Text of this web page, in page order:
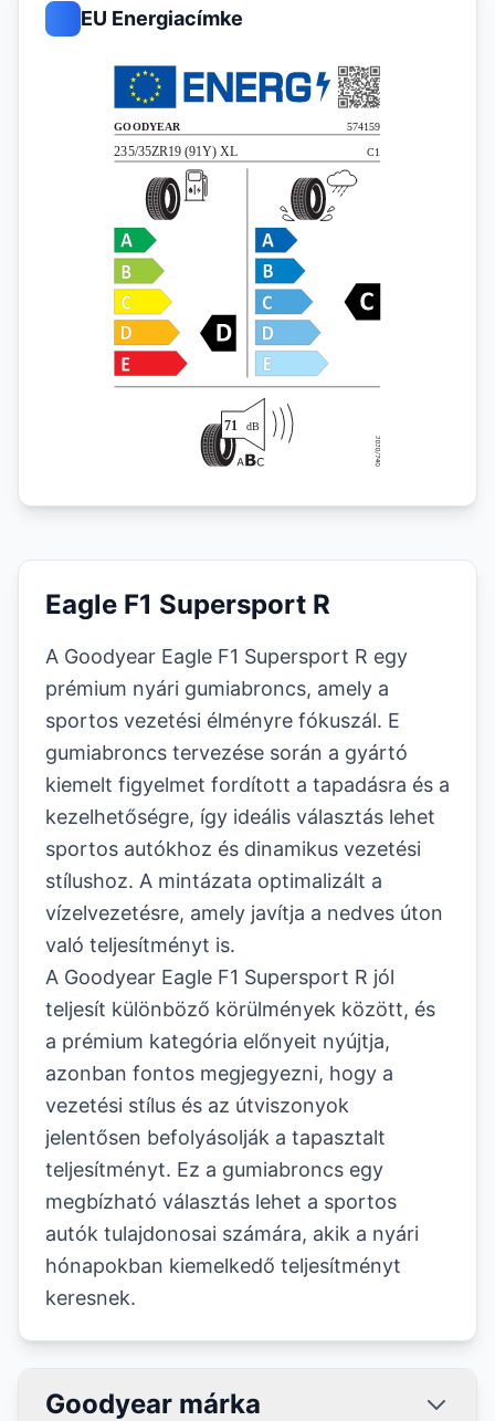
EU Energiacímke
Eagle F1 Supersport R
A Goodyear Eagle F1 Supersport R egy
prémium nyári gumiabroncs, amely a
sportos vezetési élményre fókuszál. E
gumiabroncs tervezése során a gyártó
kiemelt figyelmet fordított a tapadásra és a
kezelhetőségre, így ideális választás lehet
sportos autókhoz és dinamikus vezetési
stílushoz. A mintázata optimalizált a
vízelvezetésre, amely javítja a nedves úton
való teljesítményt is.
A Goodyear Eagle F1 Supersport R jól
teljesít különböző körülmények között, és
a prémium kategória előnyeit nyújtja,
azonban fontos megjegyezni, hogy a
vezetési stílus és az útviszonyok
jelentősen befolyásolják a tapasztalt
teljesítményt. Ez a gumiabroncs egy
megbízható választás lehet a sportos
autók tulajdonosai számára, akik a nyári
hónapokban kiemelkedő teljesítményt
keresnek.
Goodyear márka